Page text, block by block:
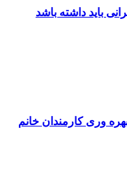
وری کارمندان خانم